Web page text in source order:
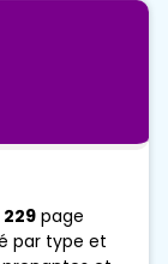
229 page
par type et